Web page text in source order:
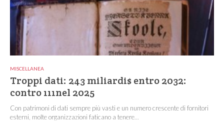
MISCELLANEA
Troppi dati: 243 miliardi$ entro 2032:
contro 111nel 2025
Con patrimoni di dati sempre più vasti e un numero crescente di fornitori
esterni, molte organizzazioni faticano a tenere...